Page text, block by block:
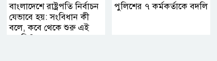
বাংলাদেশে রাষ্ট্রপতি নির্বাচন
যেভাবে হয়: সংবিধান কী
বলে, কবে থেকে শুরু এই
পদ্ধতি?
পুলিশের ৭ কর্মকর্তাকে বদলি